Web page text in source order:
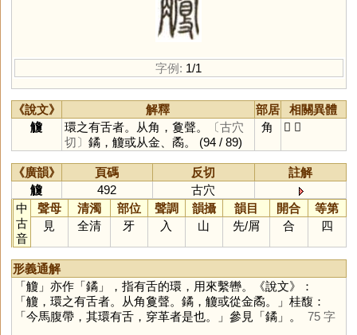
字例: 1/1
《說文》 解釋 部居
相關異體
觼
環之有舌者。从角，敻聲。
〔古穴
切〕 鐍，觼或从金、矞。 (94 / 89)
角 𧥎 鐍
《廣韻》 頁碼 反切
註解
觼
492
古穴
中
古
音
聲母 清濁 部位 聲調 韻攝 韻目 開合
等第
見
全清 牙 入 山 先/屑 合 四
形義通解
「觼」亦作「鐍」，指有舌的環，用來繫轡。《說文》：
「觼，環之有舌者。从角敻聲。鐍，觼或從金矞。」桂馥：
「今馬腹帶，其環有舌，穿革者是也。」參見「鐍」。 75 字